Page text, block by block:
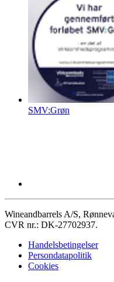
SMV:Grøn
Wineandbarrels A/S,
CVR nr.: DK-27702937.
Handelsbetingelser
Persondatapolitik
Cookies